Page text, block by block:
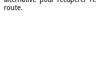
route.